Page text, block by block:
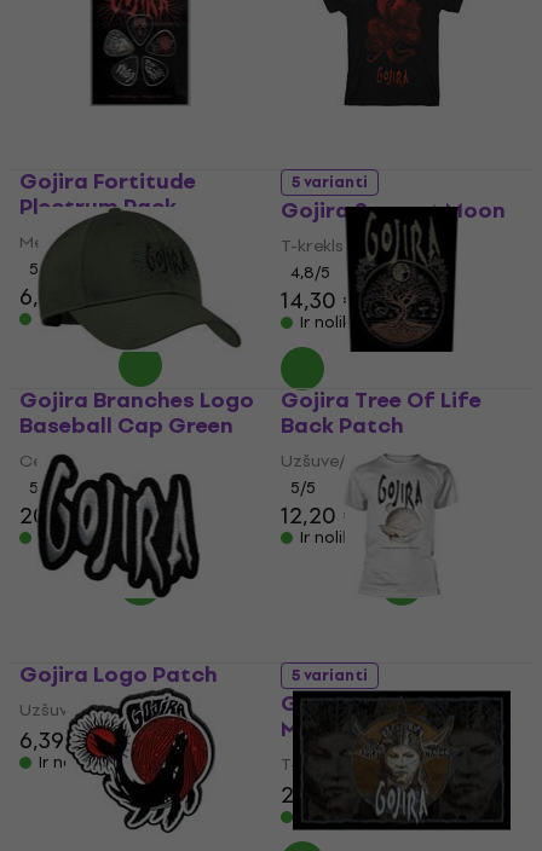
Gojira Fortitude
Plectrum Pack
Mediators
5/5
6,59 € 7,49 €
Ir noliktavā
5 varianti
Gojira Serpent Moon
T-krekls
4,8/5
14,30 €
Ir noliktavā
Gojira Branches Logo
Baseball Cap Green
Cepure ar nagu
5/5
20,80 €
Ir noliktavā
Gojira Tree Of Life
Back Patch
Uzšuve/nozīmīte
5/5
12,20 €
Ir noliktavā
Gojira Logo Patch
Uzšuve/nozīmīte
6,39 €
Ir noliktavā
5 varianti
Gojira Whale From
Mars
T-krekls
21,90 €
Ir noliktavā